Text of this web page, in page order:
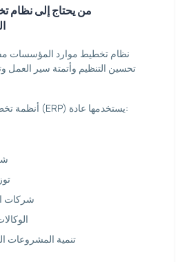
من يحتاج إلى نظام
نظام تخطيط موارد المؤسسات
تحسين التنظيم وأتمتة سير العمل
أنظمة تخطيط موارد المؤسسات (ERP) يستخدمها عادة:
شركات
تنمية المشروعات